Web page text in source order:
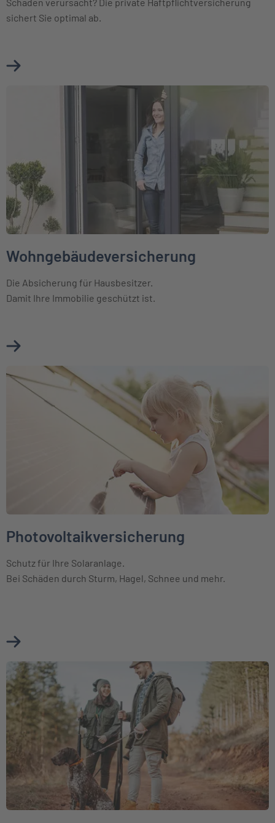
sichert Sie optimal ab.
Mehr über Haftpflichtversicherung erfahren
Weiter zu Wohngebäudeversicherung
Wohngebäudeversicherung
Die Absicherung für Hausbesitzer.
Damit Ihre Immobilie geschützt ist.
Mehr über Wohngebäudeversicherung erfahren
Weiter zu Photovoltaikversicherung
Photovoltaikversicherung
Schutz für Ihre Solaranlage.
Bei Schäden durch Sturm, Hagel, Schnee und mehr.
Mehr über Photovoltaikversicherung erfahren
Weiter zu Jagdhaftpflichtversicherung